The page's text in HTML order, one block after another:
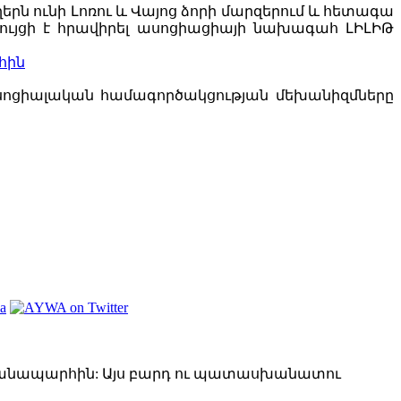
ունի Լոռու և Վայոց ձորի մարզերում և հետագա
է հրավիրել ասոցիացիայի նախագահ ԼԻԼԻԹ
համագործակցության մեխանիզմները
Այս բարդ ու պատասխանատու